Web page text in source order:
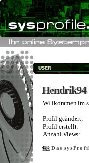
Hendrik94
Hendrik94
Willkommen im
Profil geändert:
Profil erstellt:
Anzahl Views:
Das